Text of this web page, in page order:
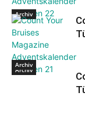
Archiv
Archiv
Archiv